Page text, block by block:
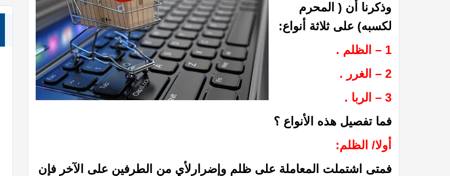
وذكرنا أن ( المحرم
لكسبه) على ثلاثة أنواع:
1 – الظلم .
2 – الغرر .
3 – الربا .
فما تفصيل هذه الأنواع ؟
أولا/ الظلم:
فمتى اشتملت المعاملة على ظلم وإضرارلأي من الطرفين على الآخر فإن